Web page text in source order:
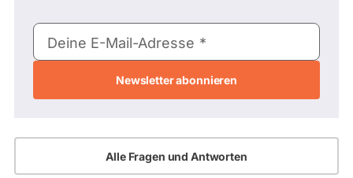
E-
Mail-
Deine E-Mail-Adresse
Alle Fragen und Antworten